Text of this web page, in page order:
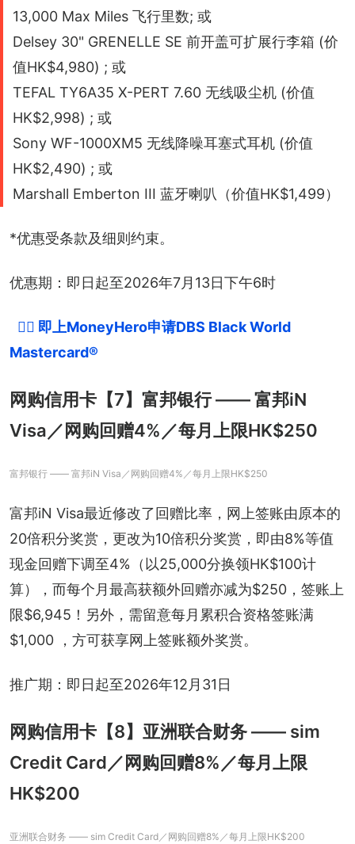
13,000 Max Miles 飞行里数; 或
Delsey 30" GRENELLE SE 前开盖可扩展行李箱 (价
值HK$4,980) ; 或
TEFAL TY6A35 X-PERT 7.60 无线吸尘机 (价值
HK$2,998) ; 或
Sony WF-1000XM5 无线降噪耳塞式耳机 (价值
HK$2,490) ; 或
Marshall Emberton III 蓝牙喇叭（价值HK$1,499）
*优惠受条款及细则约束。
优惠期：即日起至2026年7月13日下午6时
👉🏻 即上MoneyHero申请DBS Black World
Mastercard®
网购信用卡【7】富邦银行 —— 富邦iN
Visa／网购回赠4%／每月上限HK$250
富邦银行 —— 富邦iN Visa／网购回赠4%／每月上限HK$250
富邦iN Visa最近修改了回赠比率，网上签账由原本的
20倍积分奖赏，更改为10倍积分奖赏，即由8%等值
现金回赠下调至4%（以25,000分换领HK$100计
算），而每个月最高获额外回赠亦减为$250，签账上
限$6,945！另外，需留意每月累积合资格签账满
$1,000 ，方可获享网上签账额外奖赏。
推广期：即日起至2026年12月31日
网购信用卡【8】亚洲联合财务 —— sim
Credit Card／网购回赠8%／每月上限
HK$200
亚洲联合财务 —— sim Credit Card／网购回赠8%／每月上限HK$200